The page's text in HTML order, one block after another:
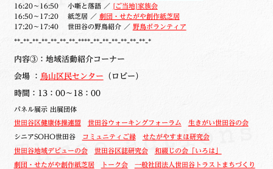
16:20～16:50 小噺と落語 ／
[ご当地]家族会
16:50～17:20 紙芝居 ／ 劇団・せたがや創作紙芝居
17:20～17:40 世田谷の野鳥紹介 ／ 野鳥ボランティア
**-**-**-**-**-**-**-****-**-**-**-**-**-**-*
内容③：地域活動紹介コーナー
会場 ： 烏山区民センター （ ロビー）
時間：13：00～18：00
パネル展示 出展団体
世田谷区健康体操連盟 世田谷ウォーキングフォーラム 生きがい世田谷の会
シニアSOHO世田谷 コミュニティご縁 せたがやすまほ研究会
世田谷地域デビューの会 世田谷区誌研究会 和綴じの会「いろは」
劇団・せたがや創作紙芝居 トーク会
一般社団法人世田谷トラストまちづくり